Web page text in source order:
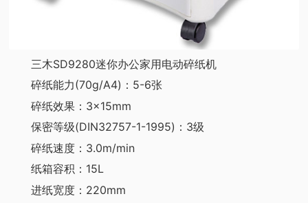
三木SD9280迷你办公家用电动碎纸机
碎纸能力(70g/A4)：5-6张
碎纸效果：3×15mm
保密等级(DIN32757-1-1995)：3级
碎纸速度：3.0m/min
纸箱容积：15L
进纸宽度：220mm